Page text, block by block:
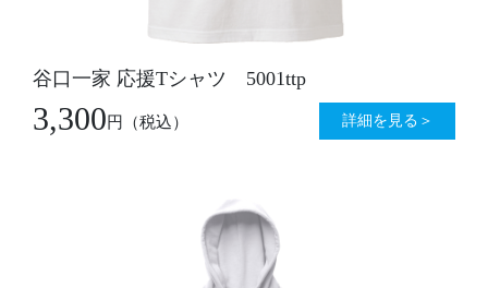
谷口一家 応援Tシャツ 5001ttp
3,300円 （税込） 詳細を見る＞